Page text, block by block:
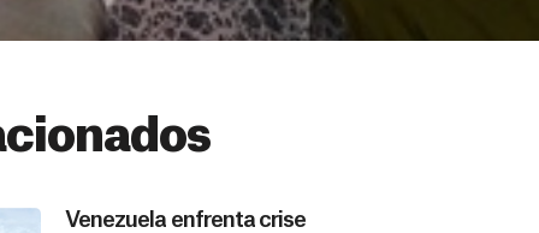
Venezuela enfrenta crise